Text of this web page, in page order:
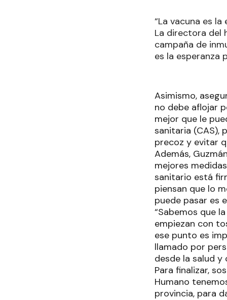
“La vacuna es
La directora del
campaña de
es la esperanza
Asimismo,
no debe aflojar
mejor que le
sanitaria (CAS),
precoz y evitar
Además,
mejores
sanitario está
piensan que lo
puede pasar es
“Sabemos que
empiezan con
ese punto es
llamado por
desde la salud y
Para finalizar,
Humano
provincia, para